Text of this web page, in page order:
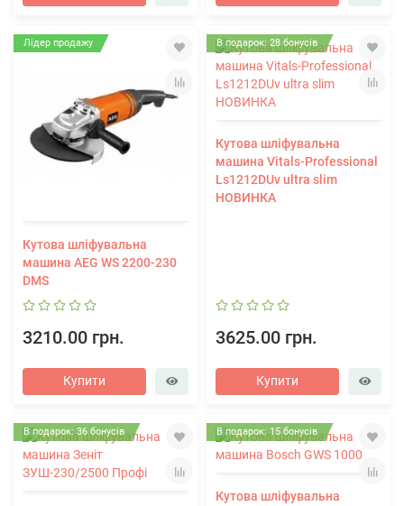
Лідер продажу
Кутова шліфувальна
машина AEG WS 2200-230
DMS
3210.00 грн.
Купити
В подарок: 28 бонусів
Кутова шліфувальна
машина Vitals-Professional
Ls1212DUv ultra slim
НОВИНКА
3625.00 грн.
Купити
В подарок: 36 бонусів В подарок: 15 бонусів
Кутова шліфувальна